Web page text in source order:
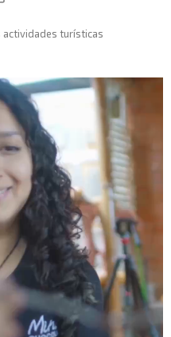
actividades turísticas